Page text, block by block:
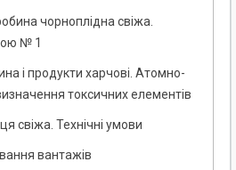
чорноплідна свіжа.
№ 1
і продукти харчові. Атомно-
токсичних елементів
свіжа. Технічні умови
вантажів